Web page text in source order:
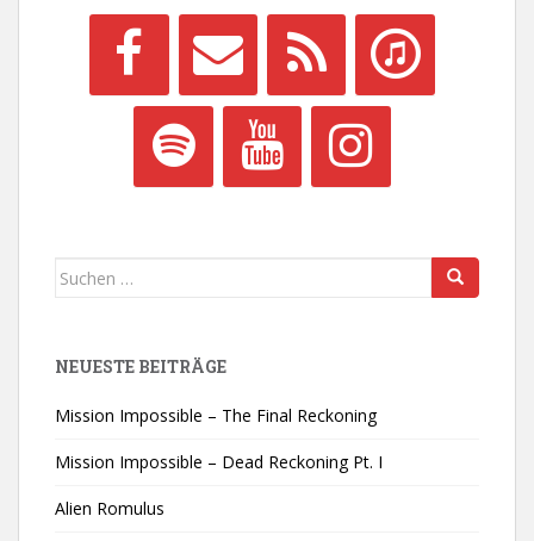
Suchen
NEUESTE BEITRÄGE
Mission Impossible – The Final Reckoning
Mission Impossible – Dead Reckoning Pt. I
Alien Romulus